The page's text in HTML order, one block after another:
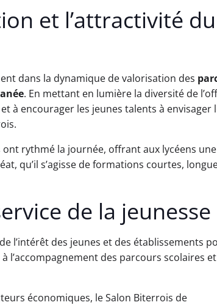
et l’attractivité du
dans la dynamique de valorisation des
. En mettant en lumière la diversité de
à encourager les jeunes talents à envisager
rythmé la journée, offrant aux lycéens
qu’il s’agisse de formations courtes,
de la jeunesse
l’intérêt des jeunes et des établissements
l’accompagnement des parcours scolaires et
économiques, le Salon Biterrois de